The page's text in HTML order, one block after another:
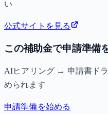
い
公式サイトを見る
この補助金で申請準備
AIヒアリング → 申請書ド
められます
申請準備を始める